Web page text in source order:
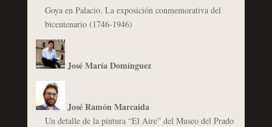
Goya en Palacio. La exposición conmemorativa del
bicentenario (1746-1946)
José María Domínguez
José Ramón Marcaida
Un detalle de la pintura “El Aire” del Museo del Prado